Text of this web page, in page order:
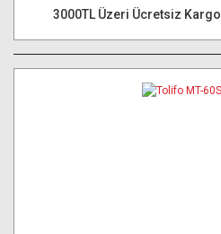
3000TL Üzeri Ücretsiz Kargo